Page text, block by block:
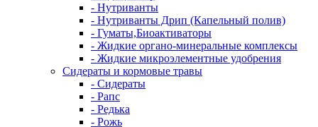
- Нутриванты
- Нутриванты Дрип (Капельный полив)
- Гуматы,Биоактиваторы
- Жидкие органо-минеральные комплексы
- Жидкие микроэлементные удобрения
Сидераты и кормовые травы
- Сидераты
- Рапс
- Редька
- Рожь